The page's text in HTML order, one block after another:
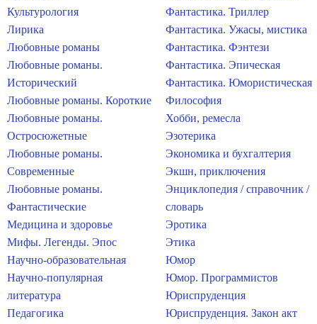
Культурология
Лирика
Любовные романы
Любовные романы.
Исторический
Любовные романы. Короткие
Любовные романы.
Остросюжетные
Любовные романы.
Современные
Любовные романы.
Фантастические
Медицина и здоровье
Мифы. Легенды. Эпос
Научно-образовательная
Научно-популярная
литература
Педагогика
Фантастика. Триллер
Фантастика. Ужасы, мистика
Фантастика. Фэнтези
Фантастика. Эпическая
Фантастика. Юмористическая
Философия
Хобби, ремесла
Эзотерика
Экономика и бухгалтерия
Экшн, приключения
Энциклопедия / справочник /
словарь
Эротика
Этика
Юмор
Юмор. Программистов
Юриспруденция
Юриспруденция. Закон акт